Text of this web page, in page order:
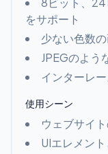
をサポート
少ない色数
JPEGのよう
インターレ
使用シーン
ウェブサイ
UIエレメン